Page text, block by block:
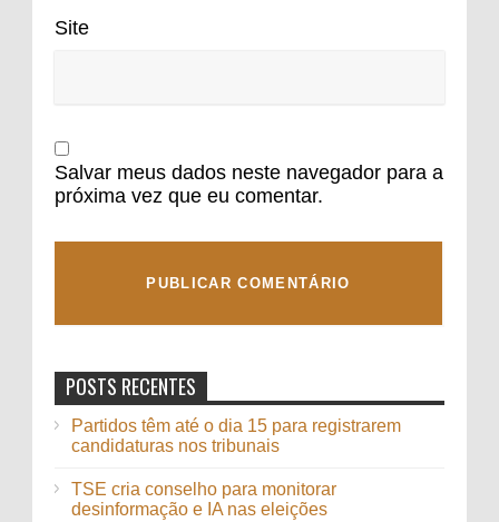
Site
Salvar meus dados neste navegador para a
próxima vez que eu comentar.
POSTS RECENTES
Partidos têm até o dia 15 para registrarem
candidaturas nos tribunais
TSE cria conselho para monitorar
desinformação e IA nas eleições